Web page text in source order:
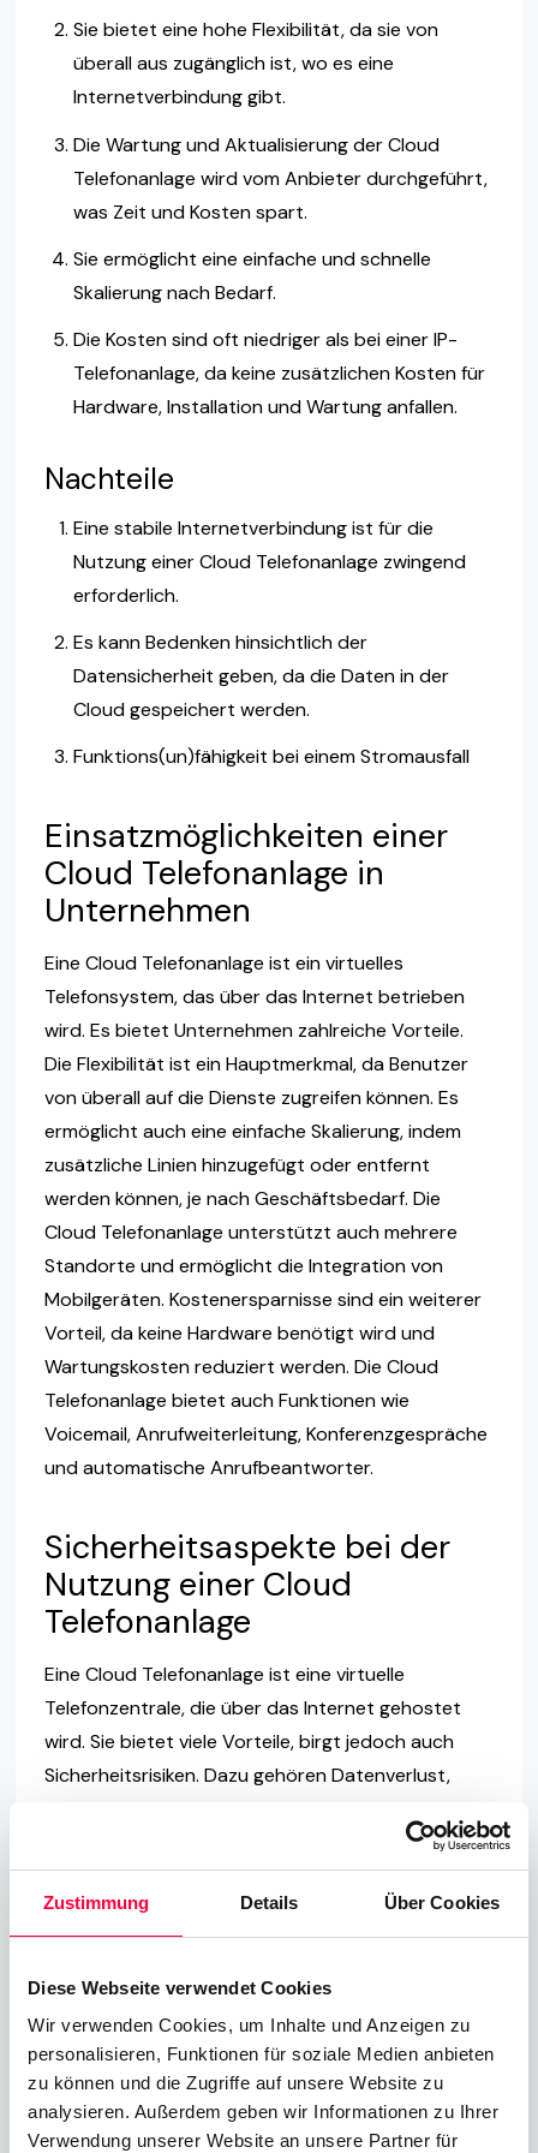
Zustimmung Details Über Cookies
Diese Webseite verwendet Cookies
Wir verwenden Cookies, um Inhalte und Anzeigen zu
personalisieren, Funktionen für soziale Medien anbieten
zu können und die Zugriffe auf unsere Website zu
analysieren. Außerdem geben wir Informationen zu Ihrer
Verwendung unserer Website an unsere Partner für
Sie bietet eine hohe Flexibilität, da sie von
überall aus zugänglich ist, wo es eine
Internetverbindung gibt.
Die Wartung und Aktualisierung der Cloud
Telefonanlage wird vom Anbieter durchgeführt,
was Zeit und Kosten spart.
Sie ermöglicht eine einfache und schnelle
Skalierung nach Bedarf.
Die Kosten sind oft niedriger als bei einer IP-
Telefonanlage, da keine zusätzlichen Kosten für
Hardware, Installation und Wartung anfallen.
Nachteile
Eine stabile Internetverbindung ist für die
Nutzung einer Cloud Telefonanlage zwingend
erforderlich.
Es kann Bedenken hinsichtlich der
Datensicherheit geben, da die Daten in der
Cloud gespeichert werden.
Funktions(un)fähigkeit bei einem Stromausfall
Einsatzmöglichkeiten einer
Cloud Telefonanlage in
Unternehmen
Eine Cloud Telefonanlage ist ein virtuelles
Telefonsystem, das über das Internet betrieben
wird. Es bietet Unternehmen zahlreiche Vorteile.
Die Flexibilität ist ein Hauptmerkmal, da Benutzer
von überall auf die Dienste zugreifen können. Es
ermöglicht auch eine einfache Skalierung, indem
zusätzliche Linien hinzugefügt oder entfernt
werden können, je nach Geschäftsbedarf. Die
Cloud Telefonanlage unterstützt auch mehrere
Standorte und ermöglicht die Integration von
Mobilgeräten. Kostenersparnisse sind ein weiterer
Vorteil, da keine Hardware benötigt wird und
Wartungskosten reduziert werden. Die Cloud
Telefonanlage bietet auch Funktionen wie
Voicemail, Anrufweiterleitung, Konferenzgespräche
und automatische Anrufbeantworter.
Sicherheitsaspekte bei der
Nutzung einer Cloud
Telefonanlage
Eine Cloud Telefonanlage ist eine virtuelle
Telefonzentrale, die über das Internet gehostet
wird. Sie bietet viele Vorteile, birgt jedoch auch
Sicherheitsrisiken. Dazu gehören Datenverlust,
Cyberangriffe. Datenschutz ist besonders wichtig,
da Gespräche und Daten über das Internet
übertragen werden. Daher sollten Unternehmen,
die eine Cloud Telefonanlage nutzen, strenge
Sicherheitsmaßnahmen ergreifen. Dazu gehören
Verschlüsselungstechnologien, regelmäßige
Sicherheitsupdates und die Schulung der
Mitarbeiter in Bezug auf Cybersicherheit. Zudem ist
es wichtig, einen zuverlässigen Anbieter zu wählen,